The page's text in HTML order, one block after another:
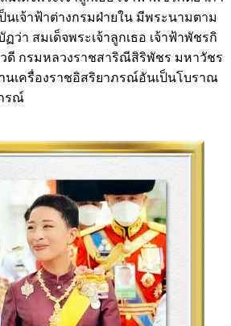
นเจ้าฟ้าต่างกรมฝ่ายใน มีพระนามตาม
ว่า สมเด็จพระเจ้าลูกเธอ เจ้าฟ้าพัชรกิ
วดี กรมหลวงราชสาริณีสิริพัชร มหาวัชร
นเครื่องราชอิสริยาภรณ์อันเป็นโบราณ
รณ์